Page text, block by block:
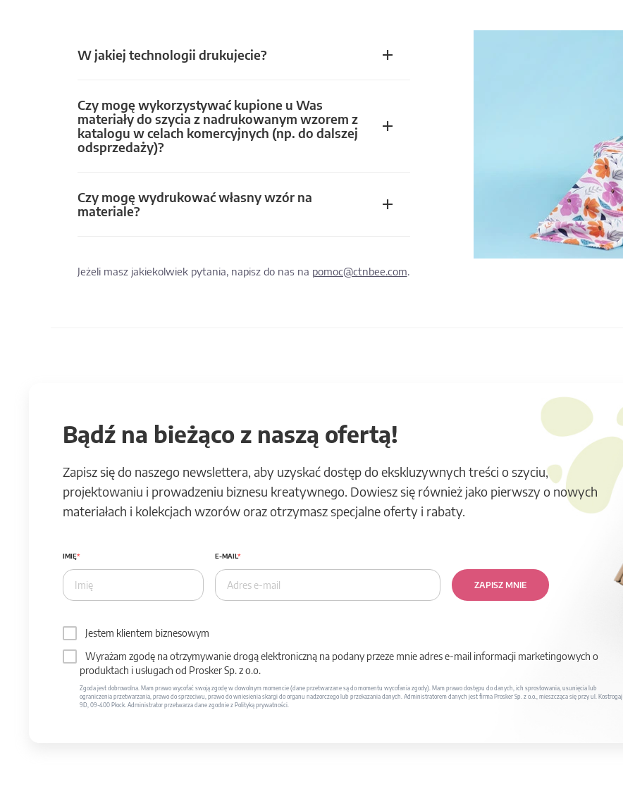
W jakiej technologii drukujecie?
Czy mogę wykorzystywać kupione u Was
materiały do szycia z nadrukowanym wzorem z
katalogu w celach komercyjnych (np. do dalszej
odsprzedaży)?
Czy mogę wydrukować własny wzór na
materiale?
Jeżeli masz jakiekolwiek pytania, napisz do nas na pomoc@ctnbee.com.
Bądź na bieżąco z naszą ofertą!
Zapisz się do naszego newslettera, aby uzyskać dostęp do ekskluzywnych treści o szyciu,
projektowaniu i prowadzeniu biznesu kreatywnego. Dowiesz się również jako pierwszy o nowych
materiałach i kolekcjach wzorów oraz otrzymasz specjalne oferty i rabaty.
IMIĘ E-MAIL
ZAPISZ MNIE
Jestem klientem biznesowym
Wyrażam zgodę na otrzymywanie drogą elektroniczną na podany przeze mnie adres e-mail informacji marketingowych o
produktach i usługach od Prosker Sp. z o.o.
Zgoda jest dobrowolna. Mam prawo wycofać swoją zgodę w dowolnym momencie (dane przetwarzane są do momentu wycofania zgody). Mam prawo dostępu do danych, ich sprostowania, usunięcia lub
ograniczenia przetwarzania, prawo do sprzeciwu, prawo do wniesienia skargi do organu nadzorczego lub przekazania danych. Administratorem danych jest firma Prosker Sp. z o.o., mieszcząca się przy ul. Kostrogaj
9D, 09-400 Płock. Administrator przetwarza dane zgodnie z Polityką prywatności.